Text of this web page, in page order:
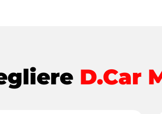
D.Car